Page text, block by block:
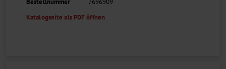
Bestellnummer
7696909
Katalogseite als PDF öffnen